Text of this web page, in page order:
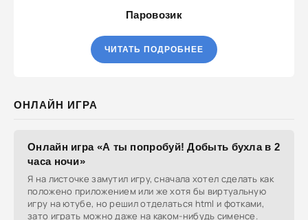
Паровозик
ЧИТАТЬ ПОДРОБНЕЕ
ОНЛАЙН ИГРА
Онлайн игра «А ты попробуй! Добыть бухла в 2
часа ночи»
Я на листочке замутил игру, сначала хотел сделать как
положено приложением или же хотя бы виртуальную
игру на ютубе, но решил отделаться html и фотками,
зато играть можно даже на каком-нибудь сименсе.